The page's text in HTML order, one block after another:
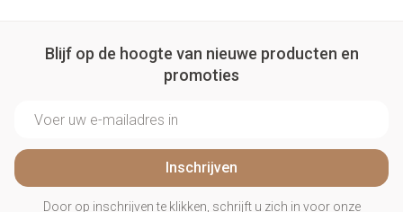
Blijf op de hoogte van nieuwe producten en
promoties
Inschrijven
Door op inschrijven te klikken, schrijft u zich in voor onze